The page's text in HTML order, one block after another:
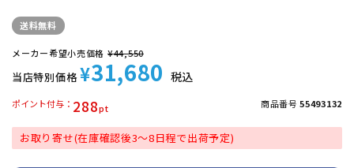
送料無料
メーカー希望小売価格 ¥44,550
当店特別価格 ¥31,680 税込
288
ポイント付与 商品番号 55493132
お取り寄せ(在庫確認後3～8日程で出荷予定)